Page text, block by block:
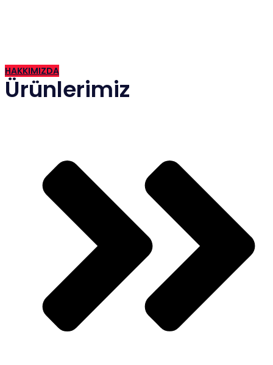
HAKKIMIZDA
Ürünlerimiz